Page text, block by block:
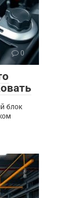
0
блок